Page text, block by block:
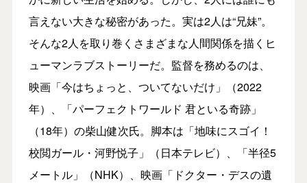
言えない大きな秘密があった。実は2人は“兄妹”。
そんな2人を取り巻くさまざまな人間関係を描くヒ
ューマンラブストーリーだ。監督を務めるのは、
映画「今はちょっと、ついてないだけ」（2022
年）、「パーフェクトワールド 君といる奇跡」
（18年）の柴山健次氏。脚本は「地味にスゴイ！
校閲ガール・河野悦子」（日本テレビ）、「半径5
メートル」（NHK）、映画「ドクター・デスの遺